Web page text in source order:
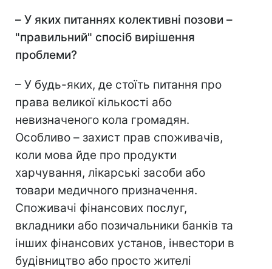
– У яких питаннях колективні позови –
"правильний" спосіб вирішення
проблеми?
– У будь-яких, де стоїть питання про
права великої кількості або
невизначеного кола громадян.
Особливо – захист прав споживачів,
коли мова йде про продукти
харчування, лікарські засоби або
товари медичного призначення.
Споживачі фінансових послуг,
вкладники або позичальники банків та
інших фінансових установ, інвестори в
будівництво або просто жителі